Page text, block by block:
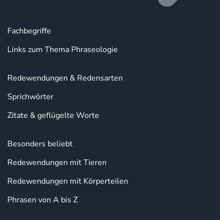
Fachbegriffe
Links zum Thema Phraseologie
Redewendungen & Redensarten
Sprichwörter
Zitate & geflügelte Worte
Besonders beliebt
Redewendungen mit Tieren
Redewendungen mit Körperteilen
Phrasen von A bis Z